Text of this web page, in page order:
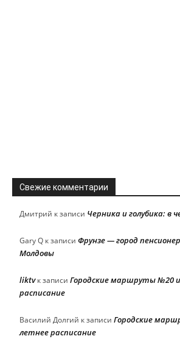
Свежие комментарии
Дмитрий к записи Черника и голубика: в
Gary Q к записи Фрунзе — город
Молдовы
liktvк записи Городские маршруты №20
расписание
Василий Долгий к записи Городские
летнее расписание